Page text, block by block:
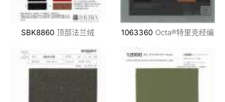
SBK8860 顶部法兰绒 1063360 Octa®特里克经编